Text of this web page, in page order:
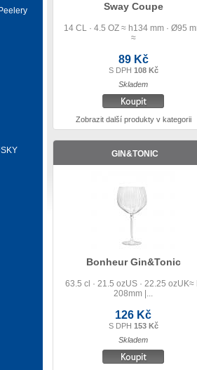
Sway Coupe
14 CL · 4.5 OZ ≈ h134 mm · Ø95
≈
89 Kč
S DPH 108 Kč
Skladem
Zobrazit další produkty v kategorii
GIN&TONIC
Bonheur Gin&Tonic
63.5 cl · 21.5 ozUS · 22.25 ozUK≈
208mm |...
126 Kč
S DPH 153 Kč
Skladem